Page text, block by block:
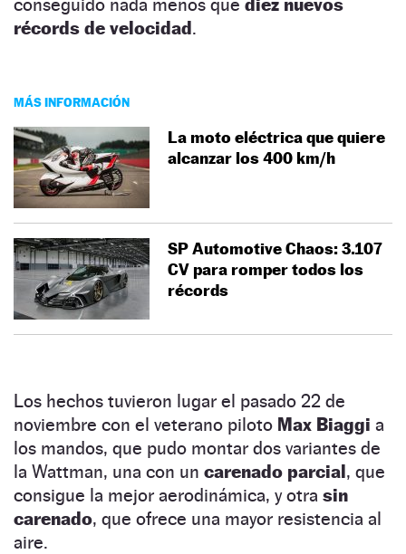
conseguido nada menos que diez nuevos
récords de velocidad.
MÁS INFORMACIÓN
La moto eléctrica que quiere
alcanzar los 400 km/h
SP Automotive Chaos: 3.107
CV para romper todos los
récords
Los hechos tuvieron lugar el pasado 22 de
noviembre con el veterano piloto Max Biaggi a
los mandos, que pudo montar dos variantes de
la Wattman, una con un carenado parcial, que
consigue la mejor aerodinámica, y otra sin
carenado, que ofrece una mayor resistencia al
aire.